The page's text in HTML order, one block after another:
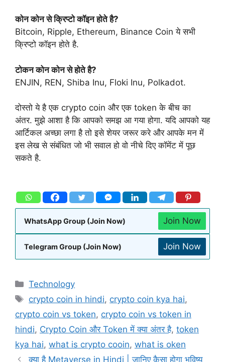
कोन कोन से क्रिप्टो कॉइन होते है?
Bitcoin, Ripple, Ethereum, Binance Coin ये सभी
क्रिप्टो कॉइन होते है.
टोकन कोन कोन से होते है?
ENJIN, REN, Shiba Inu, Floki Inu, Polkadot.
दोस्तो ये है एक crypto coin और एक token के बीच का
अंतर. मुझे आशा है कि आपको समझ आ गया होगा. यदि आपको यह
आर्टिकल अच्छा लगा है तो इसे शेयर जरूर करे और आपके मन में
इस लेख से संबंधित जो भी सवाल हो वो नीचे दिए कॉमेंट में पूछ
सकते है.
WhatsApp Group (Join Now) Join Now
Telegram Group (Join Now) Join Now
Technology
crypto coin in hindi, crypto coin kya hai,
crypto coin vs token, crypto coin vs token in
hindi, Crypto Coin और Token में क्या अंतर है, token
kya hai, what is crypto cooin, what is oken
क्या है Metaverse in Hindi | जानिए कैसा होगा भविष्य